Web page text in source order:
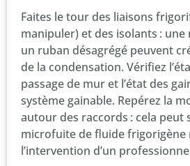
Faites le tour des liaisons
manipuler) et des isolants : une
un ruban désagrégé peuvent
de la condensation. Vérifiez
passage de mur et l’état des
système gainable. Repérez la
autour des raccords : cela peut
microfuite de fluide frigorigène
l’intervention d’un